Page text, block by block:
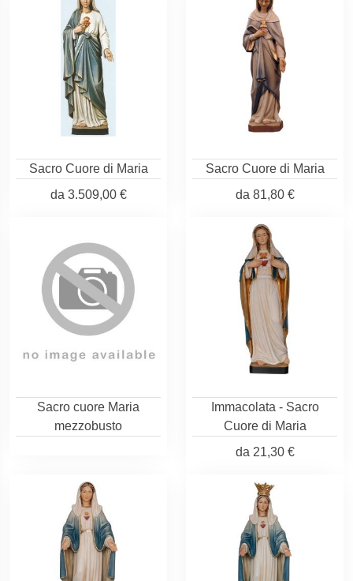
Sacro Cuore di Maria
da 3.509,00 €
Sacro Cuore di Maria
da 81,80 €
Sacro cuore Maria
mezzobusto
Immacolata - Sacro
Cuore di Maria
da 21,30 €